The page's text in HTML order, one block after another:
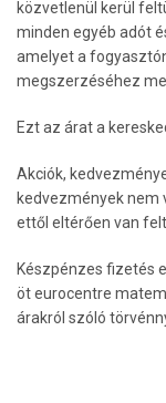
közvetlenül kerül
minden egyéb adót
amelyet a
megszerzéséhez
Ezt az árat a
Akciók,
kedvezmények nem
ettől eltérően van
Készpénzes fizetés
öt eurocentre
árakról szóló